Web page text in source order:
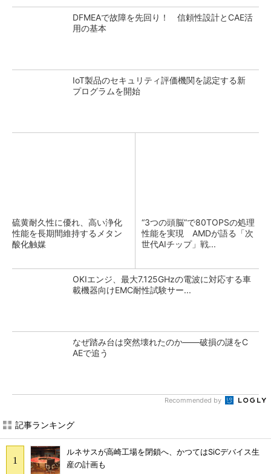
DFMEAで故障を先回り！ 信頼性設計とCAE活
用の基本
IoT製品のセキュリティ評価機関を認定する新
プログラムを開始
硫黄耐久性に優れ、高い浄化
性能を長期間維持するメタン
酸化触媒
“3つの頭脳”で80TOPSの処理
性能を実現 AMDが語る「次
世代AIチップ」戦...
OKIエンジ、最大7.125GHzの電波に対応する車
載機器向けEMC耐性試験サー...
なぜ踏み台は突然壊れたのか――破損の謎をC
AEで追う
Recommended by
記事ランキング
ルネサスが高崎工場を閉鎖へ、かつてはSiCデバイス生
産の計画も